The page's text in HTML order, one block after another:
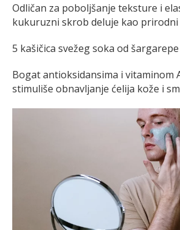
Odličan za poboljšanje teksture i
kukuruzni skrob deluje kao
5 kašičica svežeg soka od šargarepe
Bogat antioksidansima i vitaminom
stimuliše obnavljanje ćelija kože i